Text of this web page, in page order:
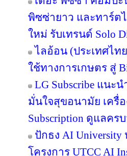
พิซซ่ายาว และทาร์ต
ใหม่ รับเทรนด์ Solo
ไลอ้อน (ประเทศไท
ใช้ทางการเกษตร สู่
LG Subscribe แนะ
มั่นใจสุขอนามัย เครื่
Subscription ดูแลคร
ปักธง AI
โครงการ UTCC AI